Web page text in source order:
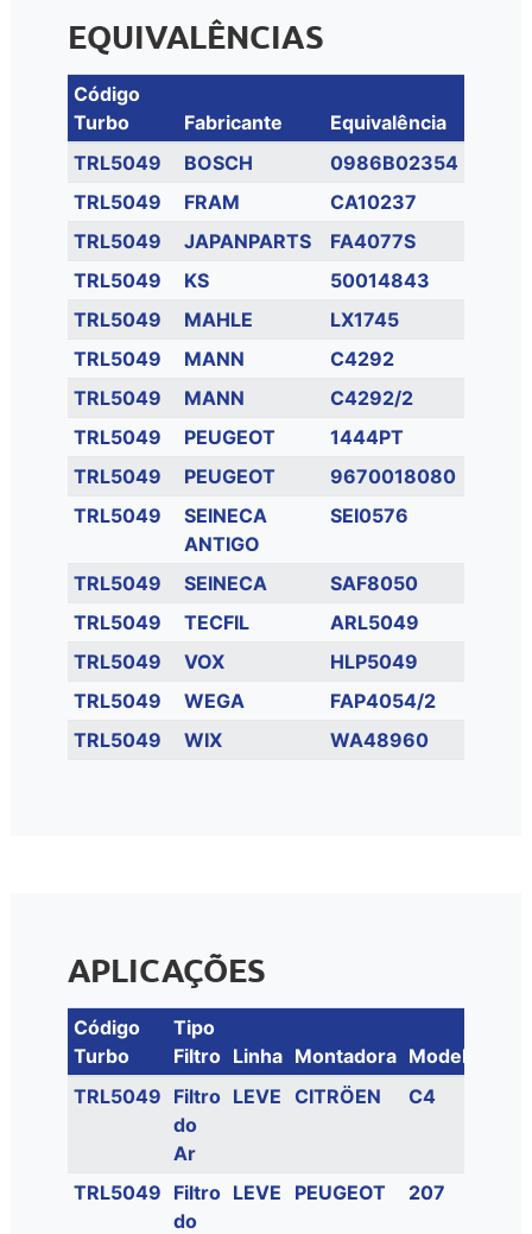
EQUIVALÊNCIAS
Código
Turbo
Fabricante
Equivalência
TRL5049
BOSCH
0986B02354
TRL5049
FRAM
CA10237
TRL5049
JAPANPARTS
FA4077S
TRL5049
KS
50014843
TRL5049
MAHLE
LX1745
TRL5049
MANN
C4292
TRL5049
MANN
C4292/2
TRL5049
PEUGEOT
1444PT
TRL5049
PEUGEOT
9670018080
TRL5049
SEINECA
ANTIGO
SEI0576
TRL5049 SEINECA
SAF8050
TRL5049
TECFIL
ARL5049
TRL5049
VOX
HLP5049
TRL5049
WEGA
FAP4054/2
TRL5049
WIX WA48960
APLICAÇÕES
Código
Turbo
Tipo
Filtro Linha Montadora Modelo
TRL5049 Filtro
do
Ar
LEVE CITRÖEN C4
TRL5049 Filtro
do
LEVE PEUGEOT 207